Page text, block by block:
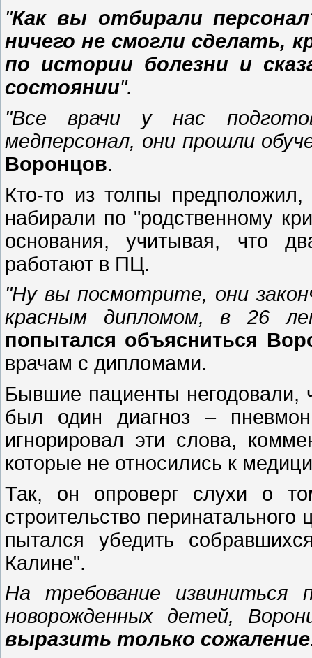
"Как вы отбирали
ничего не смогли сделать,
по истории болезни и
состоянии".
"Все врачи у нас
медперсонал, они прошли
Воронцов.
Кто-то из толпы предположил,
набирали по "родственному
основания, учитывая, что
работают в ПЦ.
"Ну вы посмотрите, они
красным дипломом, в 26
попытался объясниться
врачам с дипломами.
Бывшие пациенты негодовали,
был один диагноз –
игнорировал эти слова,
которые не относились к
Так, он опроверг слухи о
строительство
пытался убедить
Калине".
На требование извиниться
новорожденных детей,
выразить только сожаление